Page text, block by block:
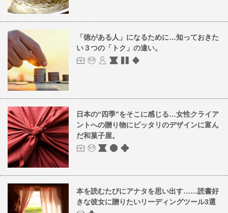
「徳がある人」になるために…知っておきた
い３つの「トク」の違い。
日本の“四季”をそこに感じる…女性クライア
ントへの贈り物にピッタリのデザインに富ん
だ和菓子屋。
本を読むたびにアナタを思い出す……読書好
きな彼女に贈りたいリーディングツール3選